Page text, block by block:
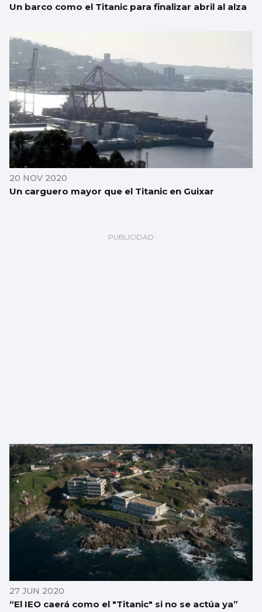
Un barco como el Titanic para finalizar abril al alza
20 NOV 2020
Un carguero mayor que el Titanic en Guixar
27 JUN 2020
“El IEO caerá como el "Titanic" si no se actúa ya”